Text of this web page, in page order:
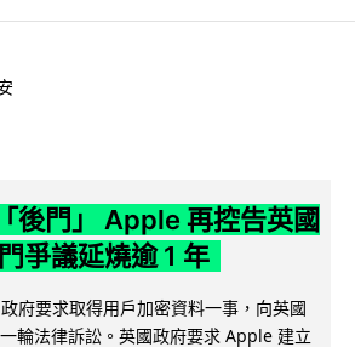
後門」 Apple 再控告英國
爭議延燒逾 1 年
府要求取得用戶加密資料一事，向英國
輪法律訴訟。英國政府要求 Apple 建立